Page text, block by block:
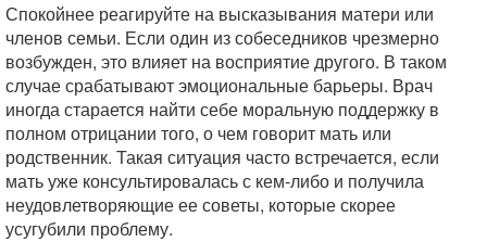
Спокойнее реагируйте на высказывания матери или
членов семьи. Если один из собеседников чрезмерно
возбужден, это влияет на восприятие другого. В таком
случае срабатывают эмоциональные барьеры. Врач
иногда старается найти себе моральную поддержку в
полном отрицании того, о чем говорит мать или
родственник. Такая ситуация часто встречается, если
мать уже консультировалась с кем-либо и получила
неудовлетворяющие ее советы, которые скорее
усугубили проблему.